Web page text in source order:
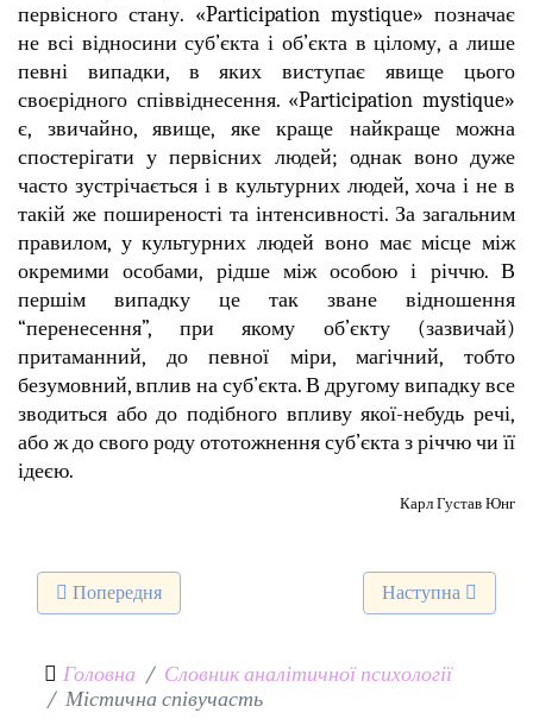
первісного стану. «Participation mystique» позначає
не всі відносини суб’єкта і об’єкта в цілому, а лише
певні випадки, в яких виступає явище цього
своєрідного співвіднесення. «Participation mystique»
є, звичайно, явище, яке краще найкраще можна
спостерігати у первісних людей; однак воно дуже
часто зустрічається і в культурних людей, хоча і не в
такій же поширеності та інтенсивності. За загальним
правилом, у культурних людей воно має місце між
окремими особами, рідше між особою і річчю. В
першім випадку це так зване відношення
“перенесення”, при якому об’єкту (зазвичай)
притаманний, до певної міри, магічний, тобто
безумовний, вплив на суб’єкта. В другому випадку все
зводиться або до подібного впливу якої-небудь речі,
або ж до свого роду ототожнення суб’єкта з річчю чи її
ідеєю.
Карл Густав Юнг
Попередня стаття: Мислення
Попередня Наступна стаття:
Наступна
Головна
Словник аналітичної психології
Містична співучасть